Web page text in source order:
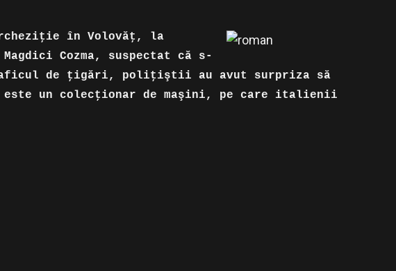
în Volovăţ, la
Cozma, suspectat că s-
de ţigări, poliţiştii au avut surpriza să
este un colecţionar de maşini, pe care italienii